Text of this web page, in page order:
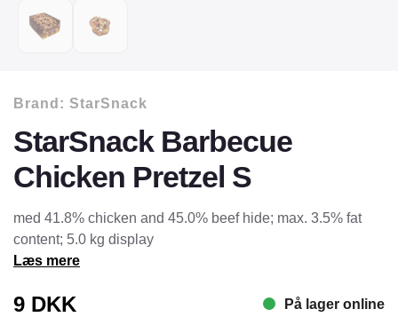
Brand: StarSnack
StarSnack Barbecue
Chicken Pretzel S
med 41.8% chicken and 45.0% beef hide; max. 3.5% fat
content; 5.0 kg display
Læs mere
9 DKK På lager online